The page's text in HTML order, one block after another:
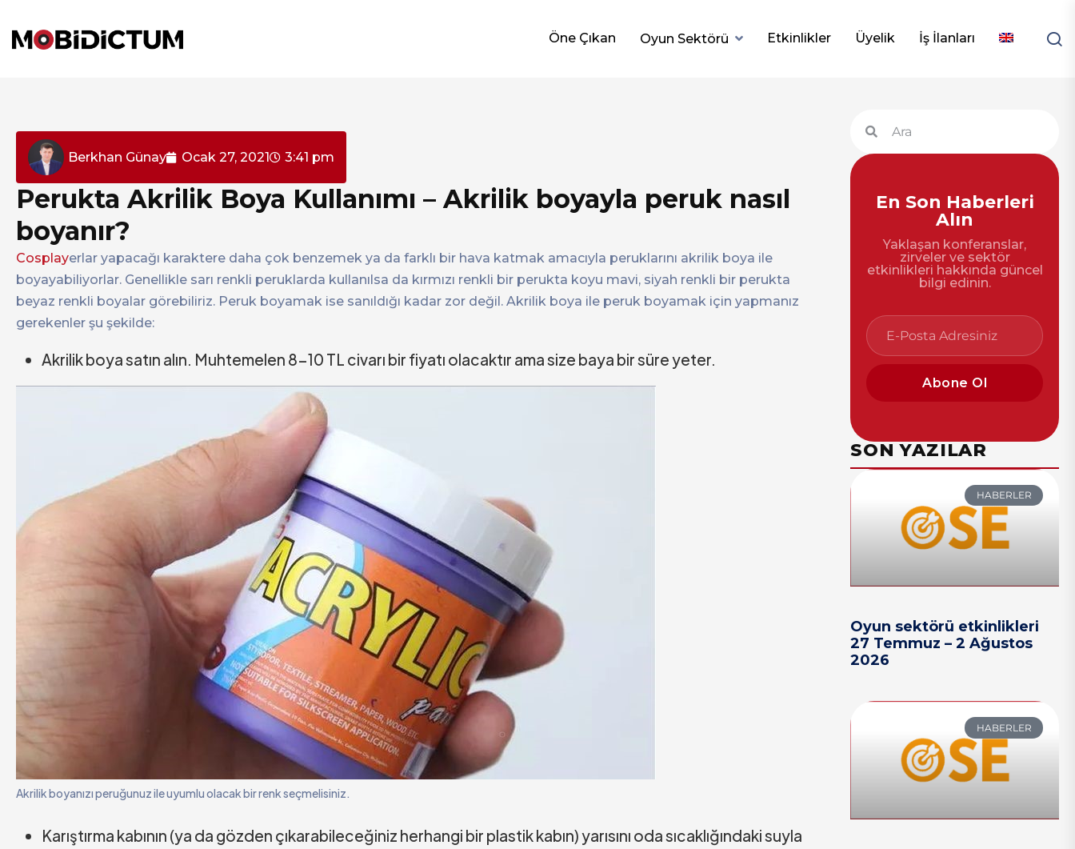
Öne Çıkan Oyun Sektörü Etkinlikler Üyelik İş İlanları
Berkhan Günay Ocak 27, 2021 3:41 pm
Perukta Akrilik Boya Kullanımı – Akrilik boyayla peruk nasıl
boyanır?
Cosplayerlar yapacağı karaktere daha çok benzemek ya da farklı bir hava katmak amacıyla peruklarını akrilik boya ile
boyayabiliyorlar. Genellikle sarı renkli peruklarda kullanılsa da kırmızı renkli bir perukta koyu mavi, siyah renkli bir perukta
beyaz renkli boyalar görebiliriz. Peruk boyamak ise sanıldığı kadar zor değil. Akrilik boya ile peruk boyamak için yapmanız
gerekenler şu şekilde:
Akrilik boya satın alın. Muhtemelen 8-10 TL civarı bir fiyatı olacaktır ama size baya bir süre yeter.
Akrilik boyanızı peruğunuz ile uyumlu olacak bir renk seçmelisiniz.
Karıştırma kabının (ya da gözden çıkarabileceğiniz herhangi bir plastik kabın) yarısını oda sıcaklığındaki suyla
En Son Haberleri
Alın
Yaklaşan konferanslar,
zirveler ve sektör
etkinlikleri hakkında güncel
bilgi edinin.
Abone Ol
SON YAZILAR
HABERLER
Oyun sektörü etkinlikleri
27 Temmuz – 2 Ağustos
2026
HABERLER